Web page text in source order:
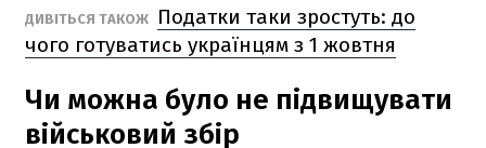
ДИВІТЬСЯ ТАКОЖ
Податки таки зростуть: до
чого готуватись українцям з 1 жовтня
Чи можна було не підвищувати
військовий збір